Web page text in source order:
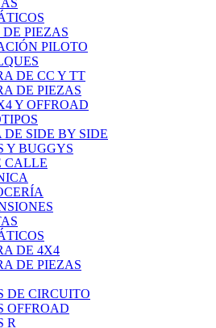
DE PIEZAS
PILOTO
DE CC Y TT
DE PIEZAS
Y OFFROAD
DE SIDE BY SIDE
Y BUGGYS
CALLE
DE 4X4
DE PIEZAS
DE CIRCUITO
OFFROAD
R